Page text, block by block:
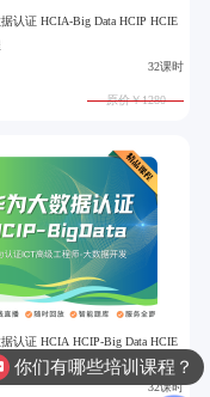
认证 HCIA-Big Data HCIP HCIE
32课时
原价￥1280
认证 HCIA HCIP-Big Data HCIE
32课时
你们有哪些培训课程？